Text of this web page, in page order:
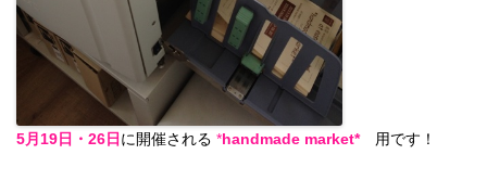
5月19日・26日 に開催される *handmade market* 用です！